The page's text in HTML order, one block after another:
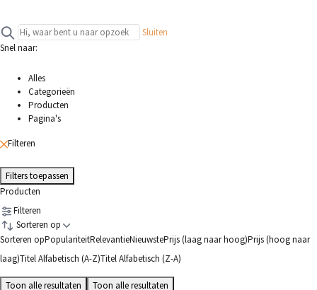
Sluiten
Snel naar:
Alles
Categorieën
Producten
Pagina's
Filteren
Filters toepassen
Producten
Filteren
Sorteren op
Sorteren opPopulariteitRelevantieNieuwstePrijs (laag naar hoog)Prijs (hoog naar
laag)Titel Alfabetisch (A-Z)Titel Alfabetisch (Z-A)
Toon alle resultaten Toon alle resultaten